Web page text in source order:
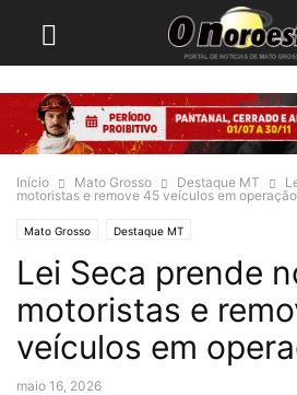
Início Mato Grosso Destaque MT
motoristas e remove 45 veículos em
Mato Grosso Destaque MT
Lei Seca prende
motoristas e
veículos em
maio 16, 2026